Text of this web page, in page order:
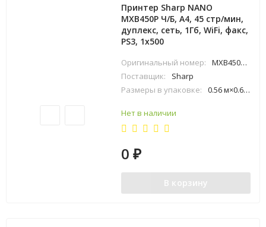
Принтер Sharp NANO
MXB450P Ч/Б, A4, 45 стр/мин,
дуплекс, сеть, 1Гб, WiFi, факс,
PS3, 1x500
Оригинальный номер:
MXB450PEE
Поставщик:
Sharp
Размеры в упаковке:
0.56 м×0.64 м×0.62 м
Нет в наличии
0₽
В корзину